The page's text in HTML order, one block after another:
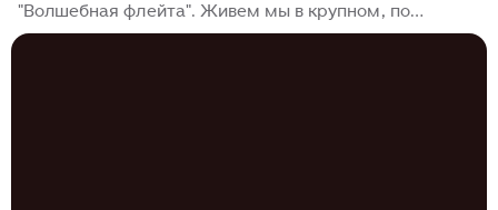
"Волшебная флейта". Живем мы в крупном, по
английским меркам, городе - в Ньюкасле, и театр